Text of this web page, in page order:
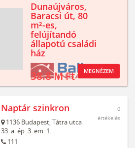
Dunaújváros,
Baracsi út, 80
m²-es,
felújítandó
állapotú családi
ház
38.8 M Ft MEGNÉZEM
Naptár szinkron
1136 Budapest,Tátra utca
33. a. ép. 3. em. 1.
111
0
értékelés